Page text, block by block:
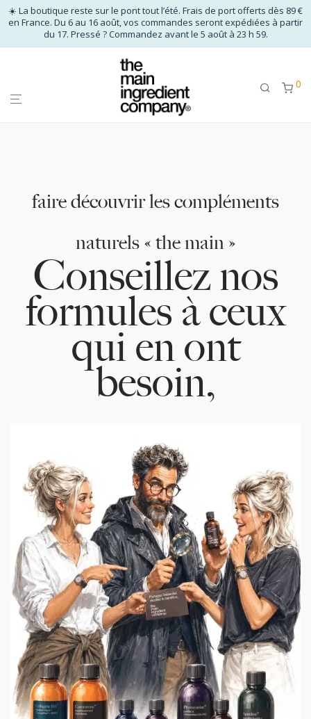
☀️ La boutique reste sur le pont tout l’été. Frais de port offerts dès 89 €
en France. Du 6 au 16 août, vos commandes seront expédiées à partir
du 17. Pressé ? Commandez avant le 5 août à 23 h 59.
0
faire découvrir les compléments
naturels « the main »
Conseillez nos
formules à ceux
qui en ont
besoin,